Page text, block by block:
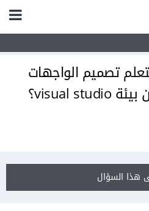
تصميم الواجهات
هذا السؤال